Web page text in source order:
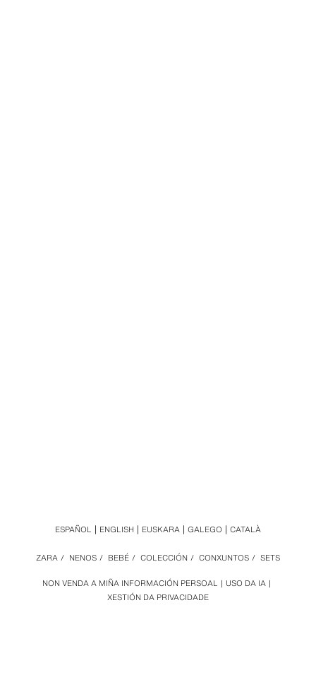
NON VENDA A MIÑA INFORMACIÓN PERSOAL
USO DA IA
XESTIÓN DA PRIVACIDADE
ZARA / NENOS / BEBÉ / COLECCIÓN / CONXUNTOS / SETS
ESPAÑOL ENGLISH EUSKARA GALEGO CATALÀ